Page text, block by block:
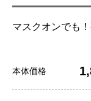
マスクオンでも
本体価格